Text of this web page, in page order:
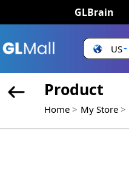
GLBrain
US
Product
Home My Store